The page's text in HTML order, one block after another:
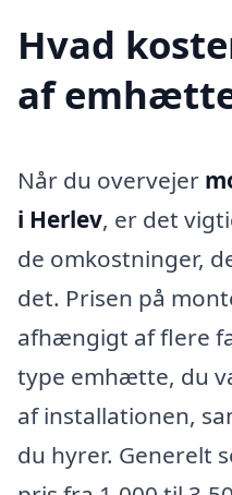
Hvad
af
Når du overvejer
i Herlev, er det
de omkostninger,
det. Prisen på
afhængigt af flere
type emhætte, du
af installationen,
du hyrer. Generelt